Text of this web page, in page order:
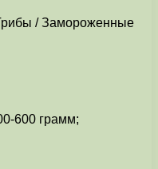
/ Замороженные
600 грамм;